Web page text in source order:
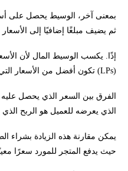
ثم يضيف مبلغًا إضافيًا إلى
إذًا. يكسب الوسيط المال لأن
(LPs) تكون أفضل من الأسعار التي يتداول بها مع عملائه.
الفرق بين السعر الذي يحصل
الذي يعرضه للعميل هو الربح
يمكن مقارنة هذه الزيادة بشراء
حيث يدفع المتجر للمورد سعرًا